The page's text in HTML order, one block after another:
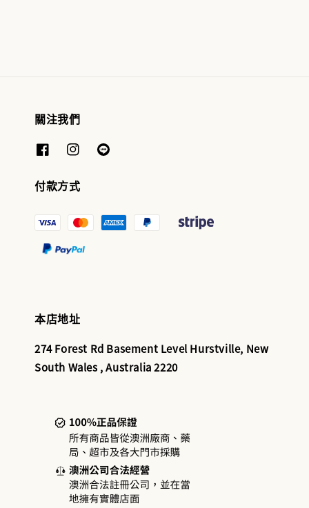
關注我們
付款方式
本店地址
274 Forest Rd Basement Level Hurstville, New
South Wales , Australia 2220